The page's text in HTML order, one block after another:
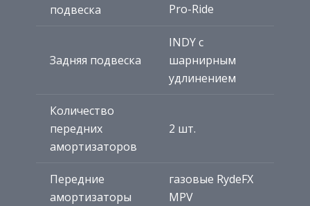
подвеска
Pro-Ride
Задняя подвеска
INDY с
шарнирным
удлинением
Количество
передних
амортизаторов
2 шт.
Передние
амортизаторы
газовые RydeFX
MPV